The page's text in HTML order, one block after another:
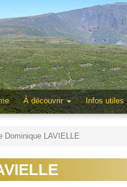
À découvrir Infos utiles
Dominique LAVIELLE